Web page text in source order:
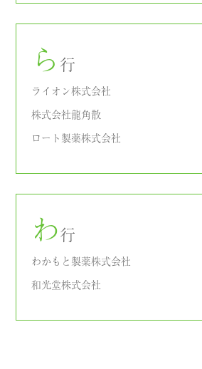
ら 行
ライオン株式会社
株式会社龍角散
ロート製薬株式会社
わ行
わかもと製薬株式会社
和光堂株式会社